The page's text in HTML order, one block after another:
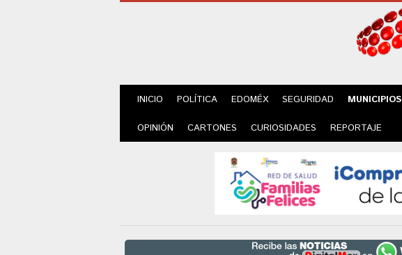
INICIO POLÍTICA EDOMÉX SEGURIDAD MUNICIPIOS
OPINIÓN CARTONES CURIOSIDADES REPORTAJE